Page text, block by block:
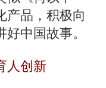
产品，积极向
中国故事。
人创新